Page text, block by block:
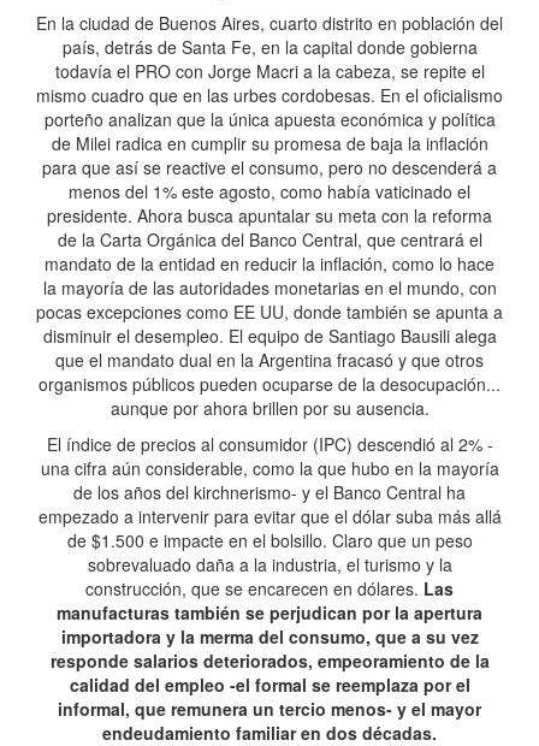
En la ciudad de Buenos Aires, cuarto distrito en población del
país, detrás de Santa Fe, en la capital donde gobierna
todavía el PRO con Jorge Macri a la cabeza, se repite el
mismo cuadro que en las urbes cordobesas. En el oficialismo
porteño analizan que la única apuesta económica y política
de Milei radica en cumplir su promesa de baja la inflación
para que así se reactive el consumo, pero no descenderá a
menos del 1% este agosto, como había vaticinado el
presidente. Ahora busca apuntalar su meta con la reforma
de la Carta Orgánica del Banco Central, que centrará el
mandato de la entidad en reducir la inflación, como lo hace
la mayoría de las autoridades monetarias en el mundo, con
pocas excepciones como EE UU, donde también se apunta a
disminuir el desempleo. El equipo de Santiago Bausili alega
que el mandato dual en la Argentina fracasó y que otros
organismos públicos pueden ocuparse de la desocupación...
aunque por ahora brillen por su ausencia.
El índice de precios al consumidor (IPC) descendió al 2% -
una cifra aún considerable, como la que hubo en la mayoría
de los años del kirchnerismo- y el Banco Central ha
empezado a intervenir para evitar que el dólar suba más allá
de $1.500 e impacte en el bolsillo. Claro que un peso
sobrevaluado daña a la industria, el turismo y la
construcción, que se encarecen en dólares. Las
manufacturas también se perjudican por la apertura
importadora y la merma del consumo, que a su vez
responde salarios deteriorados, empeoramiento de la
calidad del empleo -el formal se reemplaza por el
informal, que remunera un tercio menos- y el mayor
endeudamiento familiar en dos décadas.